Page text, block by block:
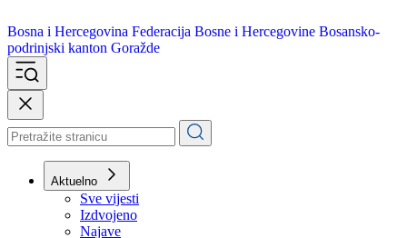
Bosna i Hercegovina
podrinjski kanton Goražde
Aktuelno